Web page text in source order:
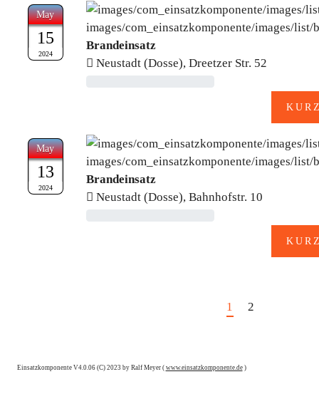
May
15
2024
Brandeinsatz
Neustadt (Dosse), Dreetzer Str. 52
May
13
2024
Brandeinsatz
Neustadt (Dosse), Bahnhofstr. 10
1 2
Einsatzkomponente V4.0.06 (C) 2023 by Ralf Meyer ( www.einsatzkomponente.de)